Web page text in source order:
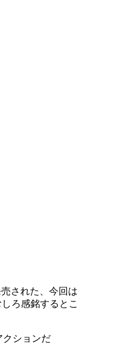
売された、今回は
ろ感銘するとこ